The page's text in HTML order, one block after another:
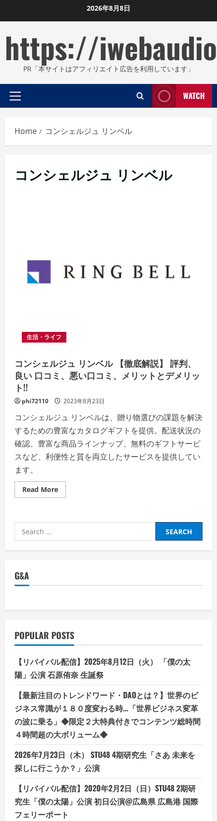
to
2026年8月8日
https://
PR「本サイトはアフィリエイト広告を利用しています」
Primary
WATCH
Home コンシェルジュ リンベル
コンシェルジュ リンベル
生活・ライフ
コンシェルジュ リンベル 【徹底解説】 評判、
良い 口コミ、悪い口コミ、メリットとデメリッ
ト!!
phi72110 2023年8月23日
コンシェルジュ リンベルは、贈り物選びの課題を解決
するための豊富なカタログギフトを提供。配送状況の
確認、豊富な商品ラインナップ、無料のギフトサービ
スなど、利便性と質を両立したサービスを提供してい
ます。
Read MoreRead
more
シ
ジ
ュ
【徹
評
い
口
コ
悪
い
口
コ
ミ、
メ
リ
ッ
ト
と
デ
メ
リ
ッ
ト!!
Search
for:
G&A
POPULAR POSTS
【リバイバル配信】2025年8月12日（火） 「僕の太
陽」公演 石原侑奈 生誕祭
【最新注目のトレンドワード・DAOとは？】世界のビ
ジネス常識が１８０度変わる時…「世界ビジネス変革
の波に乗る」◆限定２大特典付きでコンテンツ総時間
４時間超の大ボリューム◆
2026年7月23日（木） STU48 4期研究生「さあ 未来を
探しに行こうか？」公演
【リバイバル配信】2020年2月2日（日）STU48 2期研
究生「僕の太陽」公演 初日公演@広島県 広島港 国際
フェリーポート